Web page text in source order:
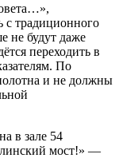
с традиционного
не будут даже
переходить в
По
и не должны
в зале 54
мост!» —